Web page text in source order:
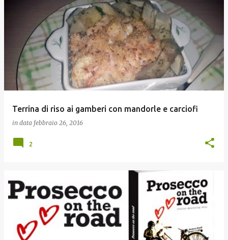
Terrina di riso ai gamberi con mandorle e carciofi
in data febbraio 26, 2016
2